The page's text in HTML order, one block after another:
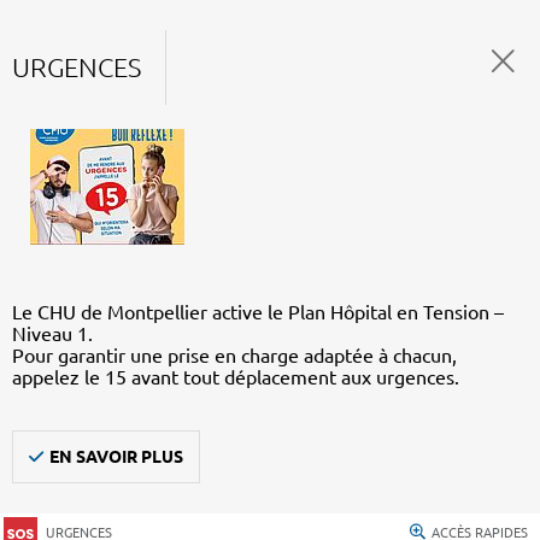
URGENCES
Le CHU de Montpellier active le Plan Hôpital en Tension –
Niveau 1.
Pour garantir une prise en charge adaptée à chacun,
appelez le 15 avant tout déplacement aux urgences.
EN SAVOIR PLUS
URGENCES ACCÈS RAPIDES